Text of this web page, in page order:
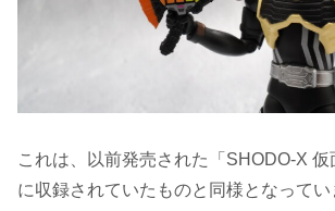
これは、以前発売された「SHODO-X 仮
に収録されていたものと同様となってい